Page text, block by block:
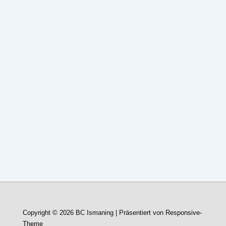
Copyright © 2026 BC Ismaning | Präsentiert von Responsive-
Theme